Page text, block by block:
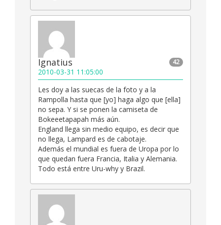
42
Ignatius
2010-03-31 11:05:00
Les doy a las suecas de la foto y a la
Rampolla hasta que [yo] haga algo que [ella]
no sepa. Y si se ponen la camiseta de
Bokeeetapapah más aún.
England llega sin medio equipo, es decir que
no llega, Lampard es de cabotaje.
Además el mundial es fuera de Uropa por lo
que quedan fuera Francia, Italia y Alemania.
Todo está entre Uru-why y Brazil.